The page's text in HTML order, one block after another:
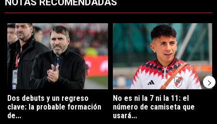
Un artículo de tendencia con el título "Dos debuts y un regreso
Dos debuts y un regreso
clave: la probable formación
de...
Un artículo de tendencia con el
No es ni la 7 ni la 11: el
número de camiseta que
usará...